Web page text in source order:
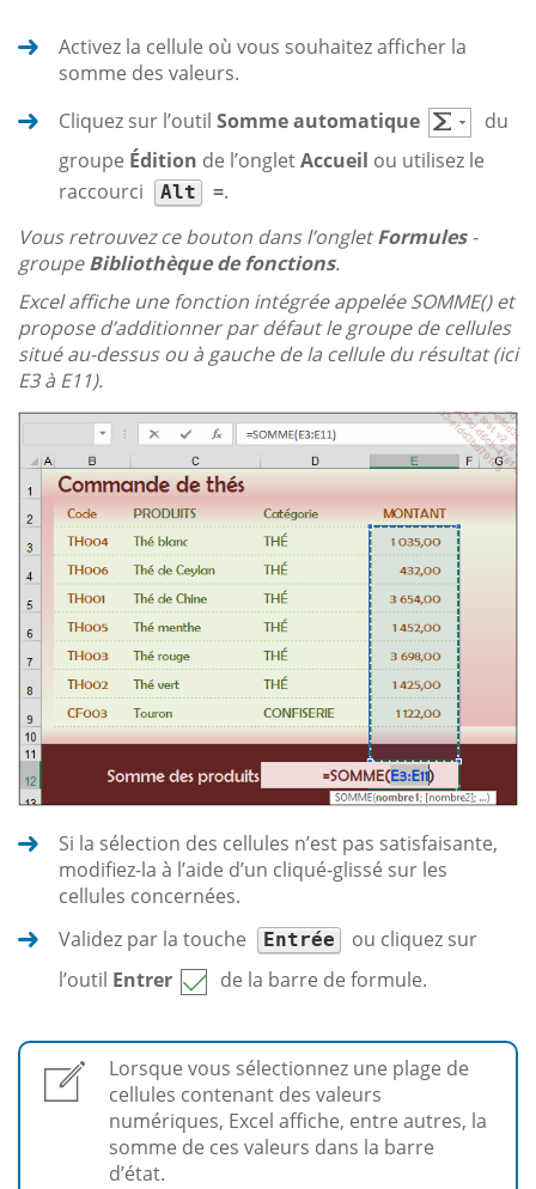
Activez la cellule où vous souhaitez afficher la
somme des valeurs.
Cliquez sur l’outil Somme automatique
du
groupe Édition de l’ongletAccueil ou utilisez le
raccourci
Alt =.
Vous retrouvez ce bouton dans l’ongletFormules-
groupeBibliothèque de fonctions.
Excel affiche une fonction intégrée appelée SOMME() et
propose d’additionner par défaut le groupe de cellules
situé au-dessus ou à gauche de la cellule du résultat (ici
E3 à E11).
Si la sélection des cellules n’est pas satisfaisante,
modifiez-la à l’aide d’un cliqué-glissé sur les
cellules concernées.
Validez par la touche
Entrée
ou cliquez sur
l’outil Entrer de la barre de formule.
Lorsque vous sélectionnez une plage de
cellules contenant des valeurs
numériques, Excel affiche, entre autres, la
somme de ces valeurs dans la barre
d’état.